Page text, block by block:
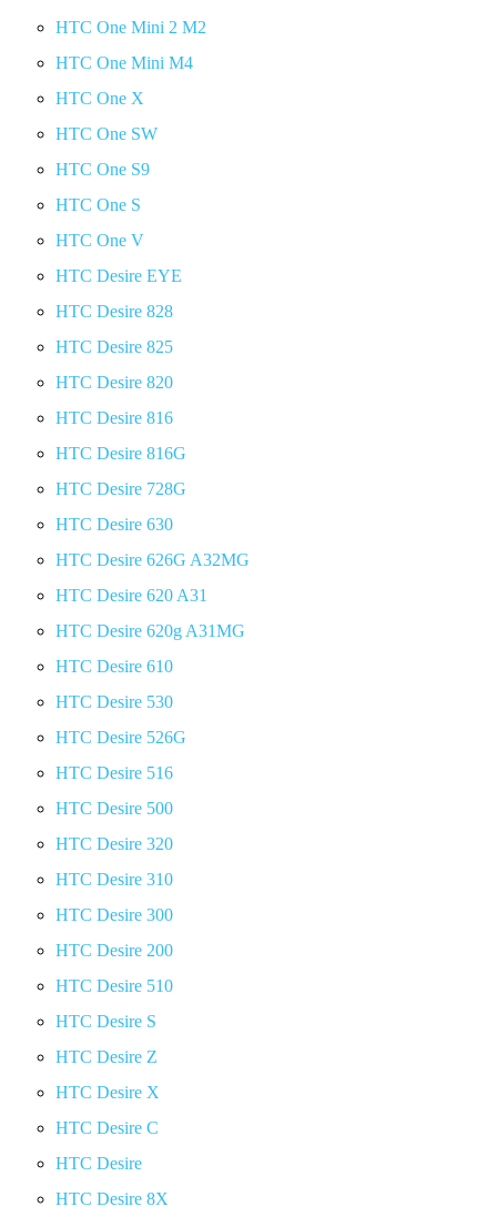
HTC One Mini 2 M2
HTC One Mini M4
HTC One X
HTC One SW
HTC One S9
HTC One S
HTC One V
HTC Desire EYE
HTC Desire 828
HTC Desire 825
HTC Desire 820
HTC Desire 816
HTC Desire 816G
HTC Desire 728G
HTC Desire 630
HTC Desire 626G A32MG
HTC Desire 620 A31
HTC Desire 620g A31MG
HTC Desire 610
HTC Desire 530
HTC Desire 526G
HTC Desire 516
HTC Desire 500
HTC Desire 320
HTC Desire 310
HTC Desire 300
HTC Desire 200
HTC Desire 510
HTC Desire S
HTC Desire Z
HTC Desire X
HTC Desire C
HTC Desire
HTC Desire 8X